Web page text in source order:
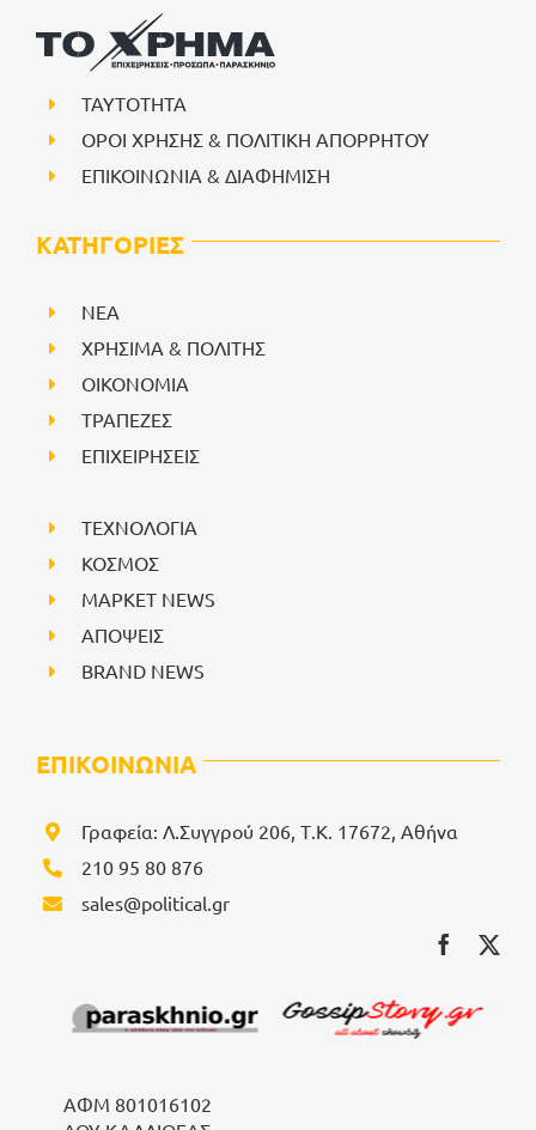
ΤΑΥΤΟΤΗΤΑ
ΟΡΟΙ ΧΡΗΣΗΣ & ΠΟΛΙΤΙΚΗ ΑΠΟΡΡΗΤΟΥ
ΕΠΙΚΟΙΝΩΝΙΑ & ΔΙΑΦΗΜΙΣΗ
ΚΑΤΗΓΟΡΙΕΣ
NEA
ΧΡΗΣΙΜΑ & ΠΟΛΙΤΗΣ
ΟΙΚΟΝΟΜΙΑ
ΤΡΑΠΕΖΕΣ
ΕΠΙΧΕΙΡΗΣΕΙΣ
ΤΕΧΝΟΛΟΓΙΑ
ΚΟΣΜΟΣ
ΜΑΡΚΕΤ NEWS
ΑΠΟΨΕΙΣ
BRAND NEWS
ΕΠΙΚΟΙΝΩΝΙΑ
Γραφεία: Λ.Συγγρού 206, Τ.Κ. 17672, Αθήνα
210 95 80 876
sales@political.gr
ΑΦΜ 801016102